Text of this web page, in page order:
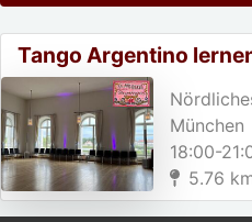
Tango Argentino
München
18:00-
5.76